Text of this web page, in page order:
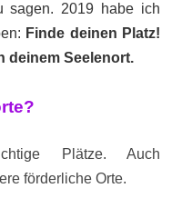
sagen. 2019 habe ich
Finde deinen Platz!
deinem Seelenort.
Plätze. Auch
förderliche Orte.